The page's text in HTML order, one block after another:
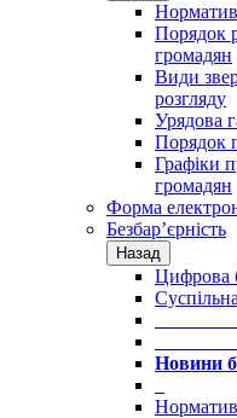
Порядок
громадян
Види
розгляду
Урядова
Порядок
Графіки
громадян
Форма
Безбар’єрність
Назад
Цифрова
Новини